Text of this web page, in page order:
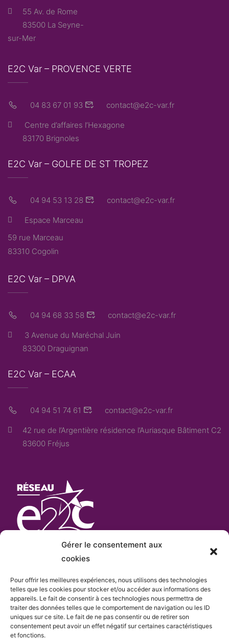
Gérer le consentement aux
cookies
Pour offrir les meilleures expériences, nous utilisons des technologies
telles que les cookies pour stocker et/ou accéder aux informations des
appareils. Le fait de consentir à ces technologies nous permettra de
traiter des données telles que le comportement de navigation ou les ID
uniques sur ce site. Le fait de ne pas consentir ou de retirer son
consentement peut avoir un effet négatif sur certaines caractéristiques
et fonctions.
55 Av. de Rome
83500 La Seyne-
sur-Mer
E2C Var – PROVENCE VERTE
04 83 67 01 93 contact@e2c-var.fr
Centre d’affaires l’Hexagone
83170 Brignoles
E2C Var – GOLFE DE ST TROPEZ
04 94 53 13 28 contact@e2c-var.fr
Espace Marceau
59 rue Marceau
83310 Cogolin
E2C Var – DPVA
04 94 68 33 58 contact@e2c-var.fr
3 Avenue du Maréchal Juin
83300 Draguignan
E2C Var – ECAA
04 94 51 74 61 contact@e2c-var.fr
42 rue de l’Argentière résidence l’Auriasque Bâtiment C2
83600 Fréjus
L’E2C Varest «membre actif» duréseau Français
des Écoles de la 2eChancequi comprend plus de
cent sites.